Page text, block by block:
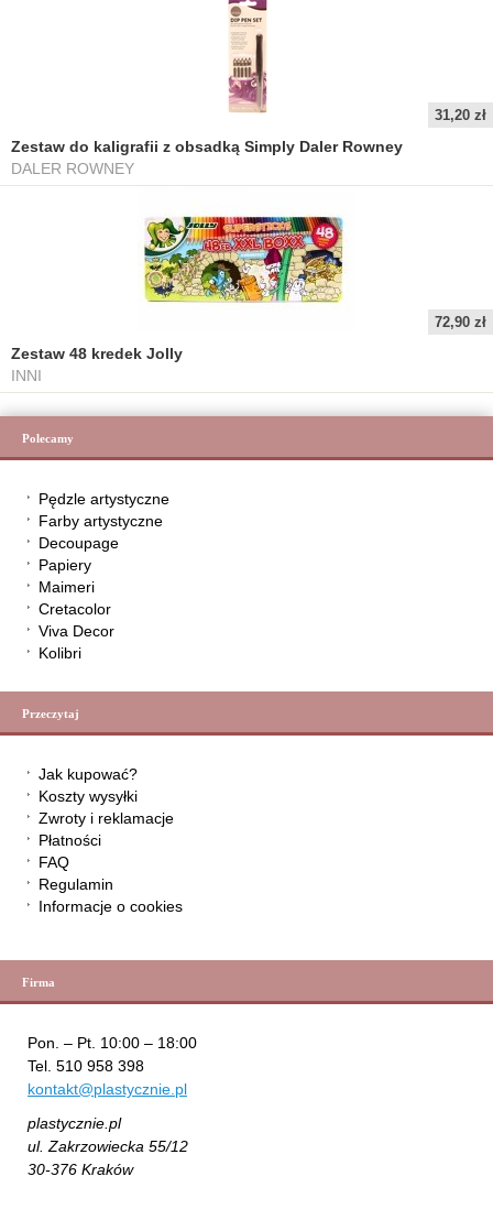
31,20 zł
Zestaw do kaligrafii z obsadką Simply Daler Rowney
DALER ROWNEY
72,90 zł
Zestaw 48 kredek Jolly
INNI
Polecamy
Pędzle artystyczne
Farby artystyczne
Decoupage
Papiery
Maimeri
Cretacolor
Viva Decor
Kolibri
Przeczytaj
Jak kupować?
Koszty wysyłki
Zwroty i reklamacje
Płatności
FAQ
Regulamin
Informacje o cookies
Firma
Pon. – Pt. 10:00 – 18:00
Tel. 510 958 398
kontakt@plastycznie.pl
plastycznie.pl
ul. Zakrzowiecka 55/12
30-376 Kraków